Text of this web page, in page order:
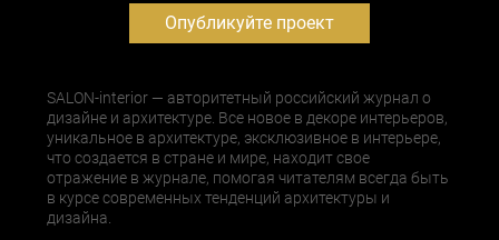
Опубликуйте проект
SALON-interior — авторитетный российский журнал о
дизайне и архитектуре. Все новое в декоре интерьеров,
уникальное в архитектуре, эксклюзивное в интерьере,
что создается в стране и мире, находит свое
отражение в журнале, помогая читателям всегда быть
в курсе современных тенденций архитектуры и
дизайна.